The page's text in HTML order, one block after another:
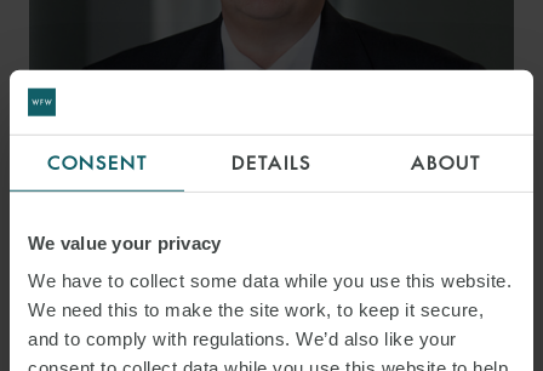
CONSENT DETAILS ABOUT
We value your privacy
We have to collect some data while you use this website.
We need this to make the site work, to keep it secure,
and to comply with regulations. We’d also like your
DR. SIMON
PREISENBERGER
MUNICH